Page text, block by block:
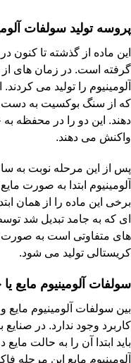
پروسه تولید سولفات
این ماده از گذشته تا کنون
گرفته است. در زمان های
آلومینیوم را تولید می
که از سنگ بوکسیت به دست
دهند. این دو را در محفظه
واکنش می دهند.
پس از این مرحله نوبت به
آلومینیوم ابتدا به صورت
برخی این ماده را از همان
ای که به جامد تبدیل شد
های متفاوتی است به صورت
کریستالی تولید می شود.
سولفات آلومینیوم مایع یا
بین سولفات آلومینیوم مایع
کاربرد وجود ندارد. در
باید ابتدا آن را به حالت
آلومینیوم مایع این مرحله